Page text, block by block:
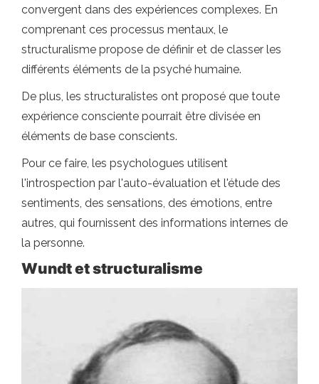
convergent dans des expériences complexes. En
comprenant ces processus mentaux, le
structuralisme propose de définir et de classer les
différents éléments de la psyché humaine.
De plus, les structuralistes ont proposé que toute
expérience consciente pourrait être divisée en
éléments de base conscients.
Pour ce faire, les psychologues utilisent
l'introspection par l'auto-évaluation et l'étude des
sentiments, des sensations, des émotions, entre
autres, qui fournissent des informations internes de
la personne.
Wundt et structuralisme